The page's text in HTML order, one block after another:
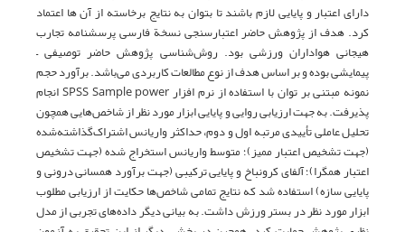
دارای اعتبار و پایایی لازم باشند تا بتوان به نتایج برخاسته از آن ها اعتماد
کرد. هدف از پژوهش حاضر اعتبارسنجی نسخة فارسی پرسشنامه تجارب
هیجانی هواداران ورزشی بود. روش‌شناسی پژوهش حاضر توصیفی –
پیمایشی بوده و بر اساس هدف از نوع مطالعات کاربردی می‌باشد. برآورد حجم
نمونه مبتنی بر توان با استفاده از نرم افزار SPSS Sample power انجام
پذیرفت. به جهت ارزیابی روایی و پایایی ابزار مورد نظر از شاخص‌هایی همچون
تحلیل عاملی تأییدی مرتبه اول و دوم، حداکثر واریانس اشتراک‌گذاشته‌شده
(جهت تشخیص اعتبار ممیز)؛ متوسط واریانس استخراج شده (جهت تشخیص
اعتبار همگرا)؛ آلفای کرونباخ و پایایی ترکیبی (جهت برآورد همسانی درونی و
پایایی سازه) استفاده شد که نتایج تمامی شاخص‌ها حکایت از ارزیابی مطلوب
ابزار مورد نظر در بستر ورزش داشت. به بیانی دیگر داده‌های تجربی از مدل